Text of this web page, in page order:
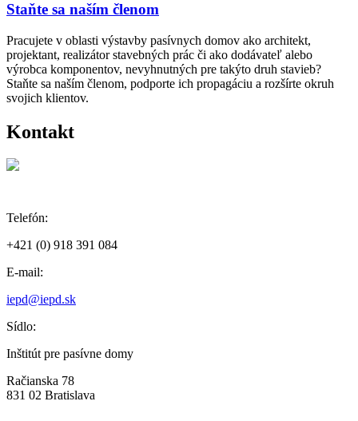
Staňte sa naším členom
Pracujete v oblasti výstavby pasívnych domov ako architekt,
projektant, realizátor stavebných prác či ako dodávateľ alebo
výrobca komponentov, nevyhnutných pre takýto druh stavieb?
Staňte sa naším členom, podporte ich propagáciu a rozšírte okruh
svojich klientov.
Kontakt
Telefón:
+421 (0) 918 391 084
E-mail:
iepd@iepd.sk
Sídlo:
Inštitút pre pasívne domy
Račianska 78
831 02 Bratislava